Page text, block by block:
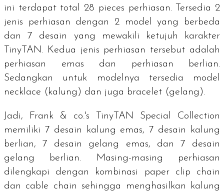
ini terdapat total 28 pieces perhiasan. Tersedia 2
jenis perhiasan dengan 2 model yang berbeda
dan 7 desain yang mewakili ketujuh karakter
TinyTAN. Kedua jenis perhiasan tersebut adalah
perhiasan emas dan perhiasan berlian.
Sedangkan untuk modelnya tersedia model
necklace (kalung) dan juga bracelet (gelang).
Jadi, Frank & co.'s TinyTAN Special Collection
memiliki 7 desain kalung emas, 7 desain kalung
berlian, 7 desain gelang emas, dan 7 desain
gelang berlian. Masing-masing perhiasan
dilengkapi dengan kombinasi
paper clip chain
dan cable chain sehingga menghasilkan kalung